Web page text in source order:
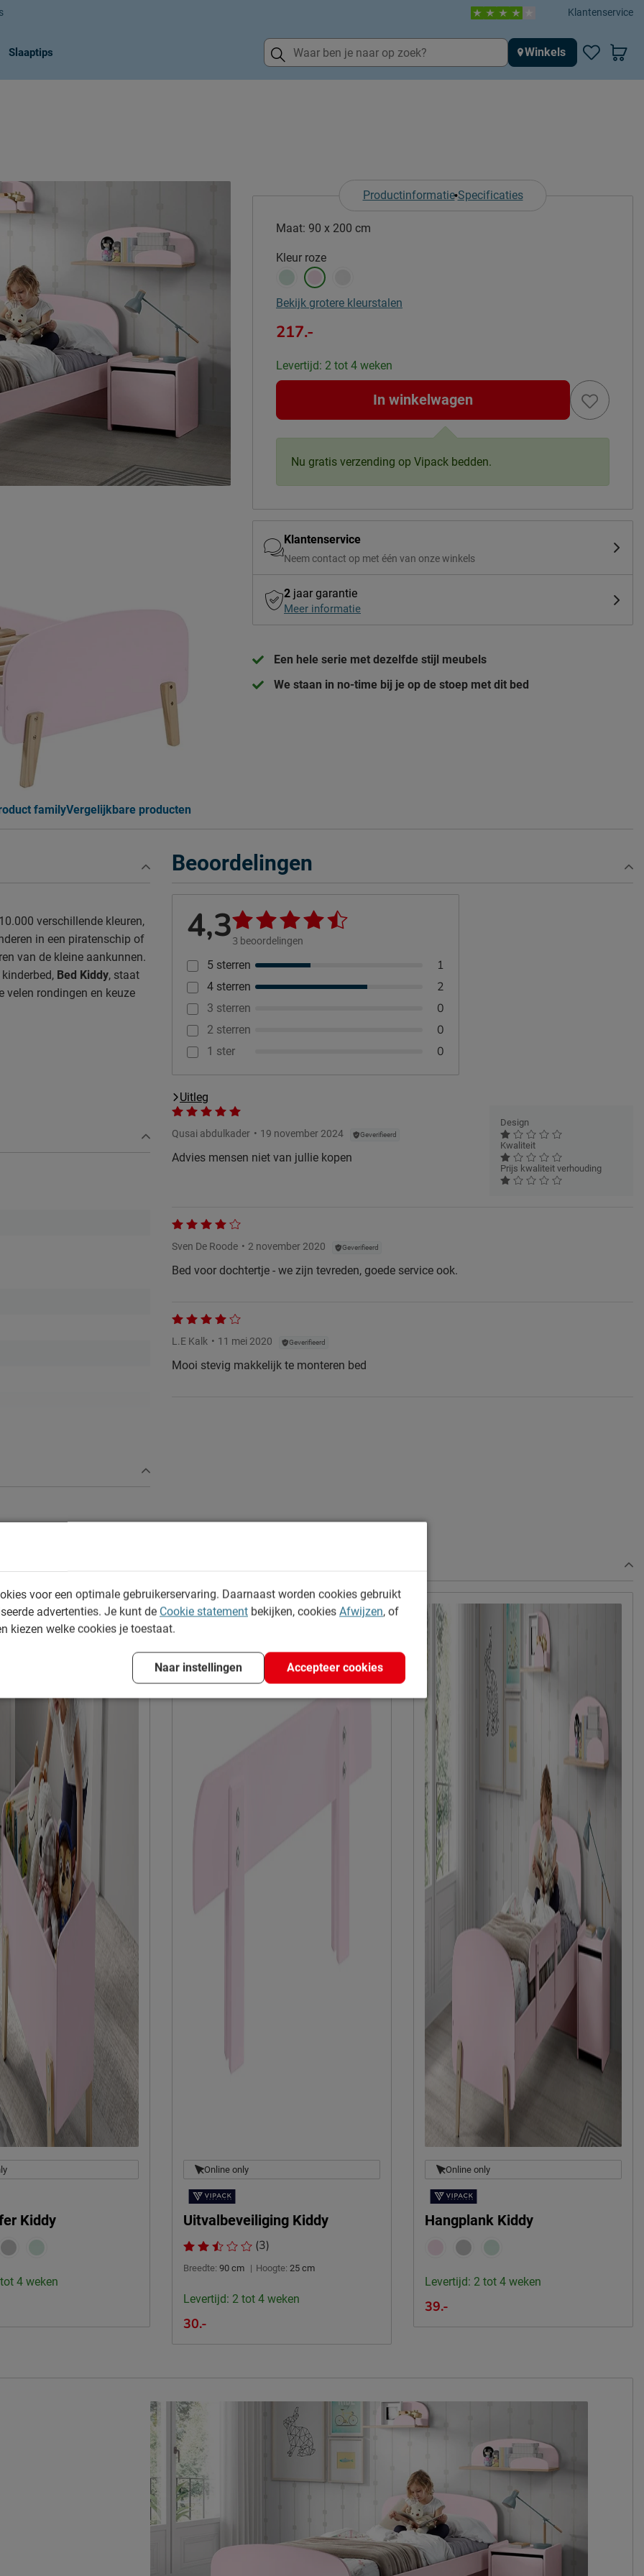
Klantenservice
Slaaptips Winkels
Productinformatie Specificaties
Maat: 90 x 200 cm
Kleur roze
Bekijk grotere kleurstalen
217.-
Levertijd: 2 tot 4 weken
In winkelwagen
Nu gratis verzending op Vipack bedden.
Klantenservice
Neem contact op met één van onze winkels
2 jaar garantie
Meer informatie
Een hele serie met dezelfde stijl meubels
We staan in no-time bij je op de stoep met dit bed
familyVergelijkbare producten
Beoordelingen
4,33 beoordelingen
5 sterren 1
4 sterren 2
3 sterren 0
2 sterren 0
1 ster 0
Uitleg
Qusai abdulkader 19 november 2024 Geverifieerd
Advies mensen niet van jullie kopen
Design
Kwaliteit
Prijs kwaliteit verhouding
Sven De Roode 2 november 2020 Geverifieerd
Bed voor dochtertje - we zijn tevreden, goede service ook.
L.E Kalk 11 mei 2020 Geverifieerd
Mooi stevig makkelijk te monteren bed
verschillende kleuren,
in een piratenschip of
van de kleine aankunnen.
Bed Kiddy, staat
velen rondingen en keuze
vochtig doekje
CBW voorwaarden
51, 8710, Wielsbeke,
Kiddy
4 weken
Online only
Uitvalbeveiliging Kiddy
(3)
Breedte: 90 cm | Hoogte: 25 cm
Levertijd: 2 tot 4 weken
30.-
Online only
Hangplank Kiddy
Levertijd: 2 tot 4 weken
39.-
voor een optimale gebruikerservaring. Daarnaast worden cookies gebruikt
advertenties. Je kunt de Cookie statement bekijken, cookies Afwijzen, of
kiezen welke cookies je toestaat.
Naar instellingen Accepteer cookies